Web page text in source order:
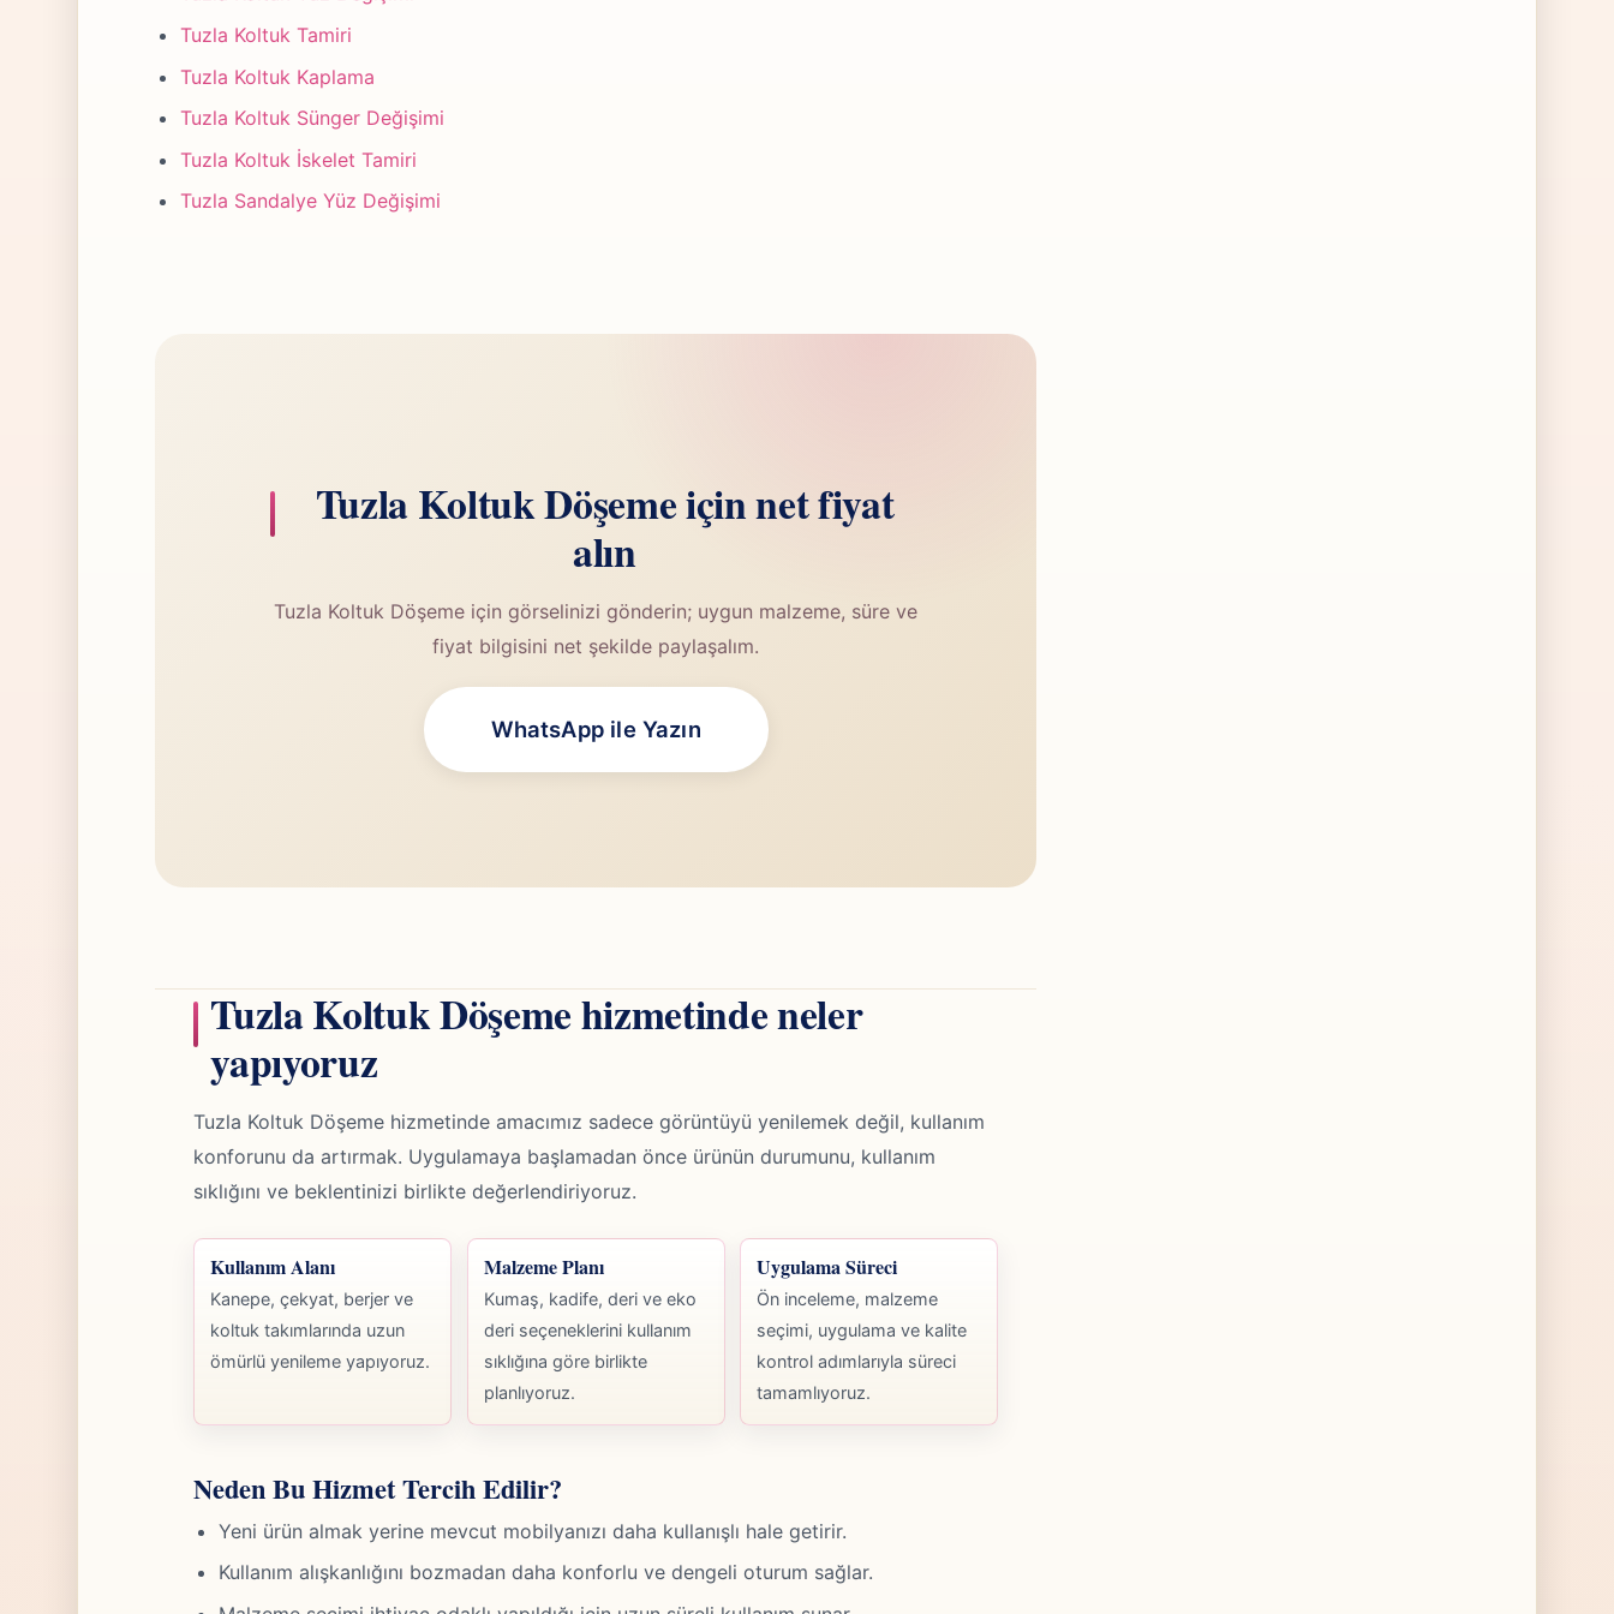
Tuzla Koltuk Tamiri
Tuzla Koltuk Kaplama
Tuzla Koltuk Sünger Değişimi
Tuzla Koltuk İskelet Tamiri
Tuzla Sandalye Yüz Değişimi
Tuzla Koltuk Döşeme için net fiyat
alın
Tuzla Koltuk Döşeme için görselinizi gönderin; uygun malzeme, süre ve
fiyat bilgisini net şekilde paylaşalım.
WhatsApp ile Yazın
Tuzla Koltuk Döşeme hizmetinde neler
yapıyoruz
Tuzla Koltuk Döşeme hizmetinde amacımız sadece görüntüyü yenilemek değil, kullanım
konforunu da artırmak. Uygulamaya başlamadan önce ürünün durumunu, kullanım
sıklığını ve beklentinizi birlikte değerlendiriyoruz.
Kullanım Alanı
Kanepe, çekyat, berjer ve
koltuk takımlarında uzun
ömürlü yenileme yapıyoruz.
Malzeme Planı
Kumaş, kadife, deri ve eko
deri seçeneklerini kullanım
sıklığına göre birlikte
planlıyoruz.
Uygulama Süreci
Ön inceleme, malzeme
seçimi, uygulama ve kalite
kontrol adımlarıyla süreci
tamamlıyoruz.
Neden Bu Hizmet Tercih Edilir?
Yeni ürün almak yerine mevcut mobilyanızı daha kullanışlı hale getirir.
Kullanım alışkanlığını bozmadan daha konforlu ve dengeli oturum sağlar.